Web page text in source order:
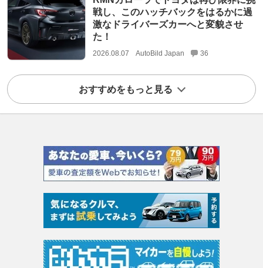
戦し、このハッチバックをはるかに過
激なドライバーズカーへと変貌させ
た！
2026.08.07 AutoBild Japan 36
おすすめをもっと見る